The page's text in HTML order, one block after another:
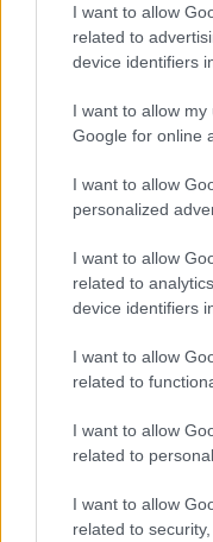
I want to allow
related to
device identifiers
I want to allow
Google for online
I want to allow
personalized
I want to allow
related to
device identifiers
I want to allow
related to
I want to allow
related to
I want to allow
related to
Περιγραφή
κουμπί στο πάνω μέρος.
100% polyester.
Διαστάσεις
Περιφέρεια Μέσης:
Περιφέρεια Γοφών:108cm
Megethologio would go
Αλλαγές και επιστροφές
Θέλουμε να είστε
Εάν είστε δυστυχισμένοι
χαρά την επιστροφή /
14 εργάσιμες ημέρες από
Έχετε το δικαίωμα να
να ζητήσετε την